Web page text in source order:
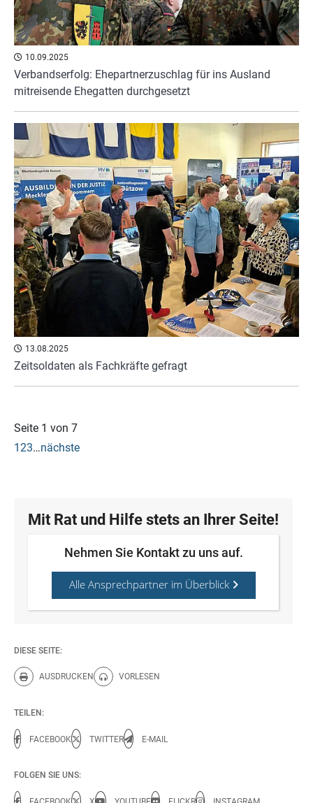
10.09.2025
Verbandserfolg: Ehepartnerzuschlag für ins Ausland
mitreisende Ehegatten durchgesetzt
13.08.2025
Zeitsoldaten als Fachkräfte gefragt
Seite 1 von 7
123…nächste
Mit Rat und Hilfe stets an Ihrer Seite!
Nehmen Sie Kontakt zu uns auf.
Alle Ansprechpartner im Überblick
DIESE SEITE:
AUSDRUCKEN
Diese Seite drucken.
VORLESEN
Diese Seite vorlesen.
TEILEN:
FACEBOOK TWITTER E-MAIL
FOLGEN SIE UNS: